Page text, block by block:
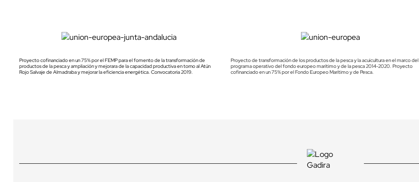
Proyecto cofinanciado en un 75% por el FEMP para el fomento de la transformación de
productos de la pesca y ampliación y mejorara de la capacidad productiva en torno al Atún
Rojo Salvaje de Almadraba y mejorar la eficiencia energética. Convocatoria 2019.
Proyecto de transformación de los productos de la pesca y la acuicultura en el marco del
programa operativo del fondo europeo marítimo y de la pesca 2014-2020. Proyecto
cofinanciado en un 75% por el Fondo Europeo Marítimo y de Pesca.